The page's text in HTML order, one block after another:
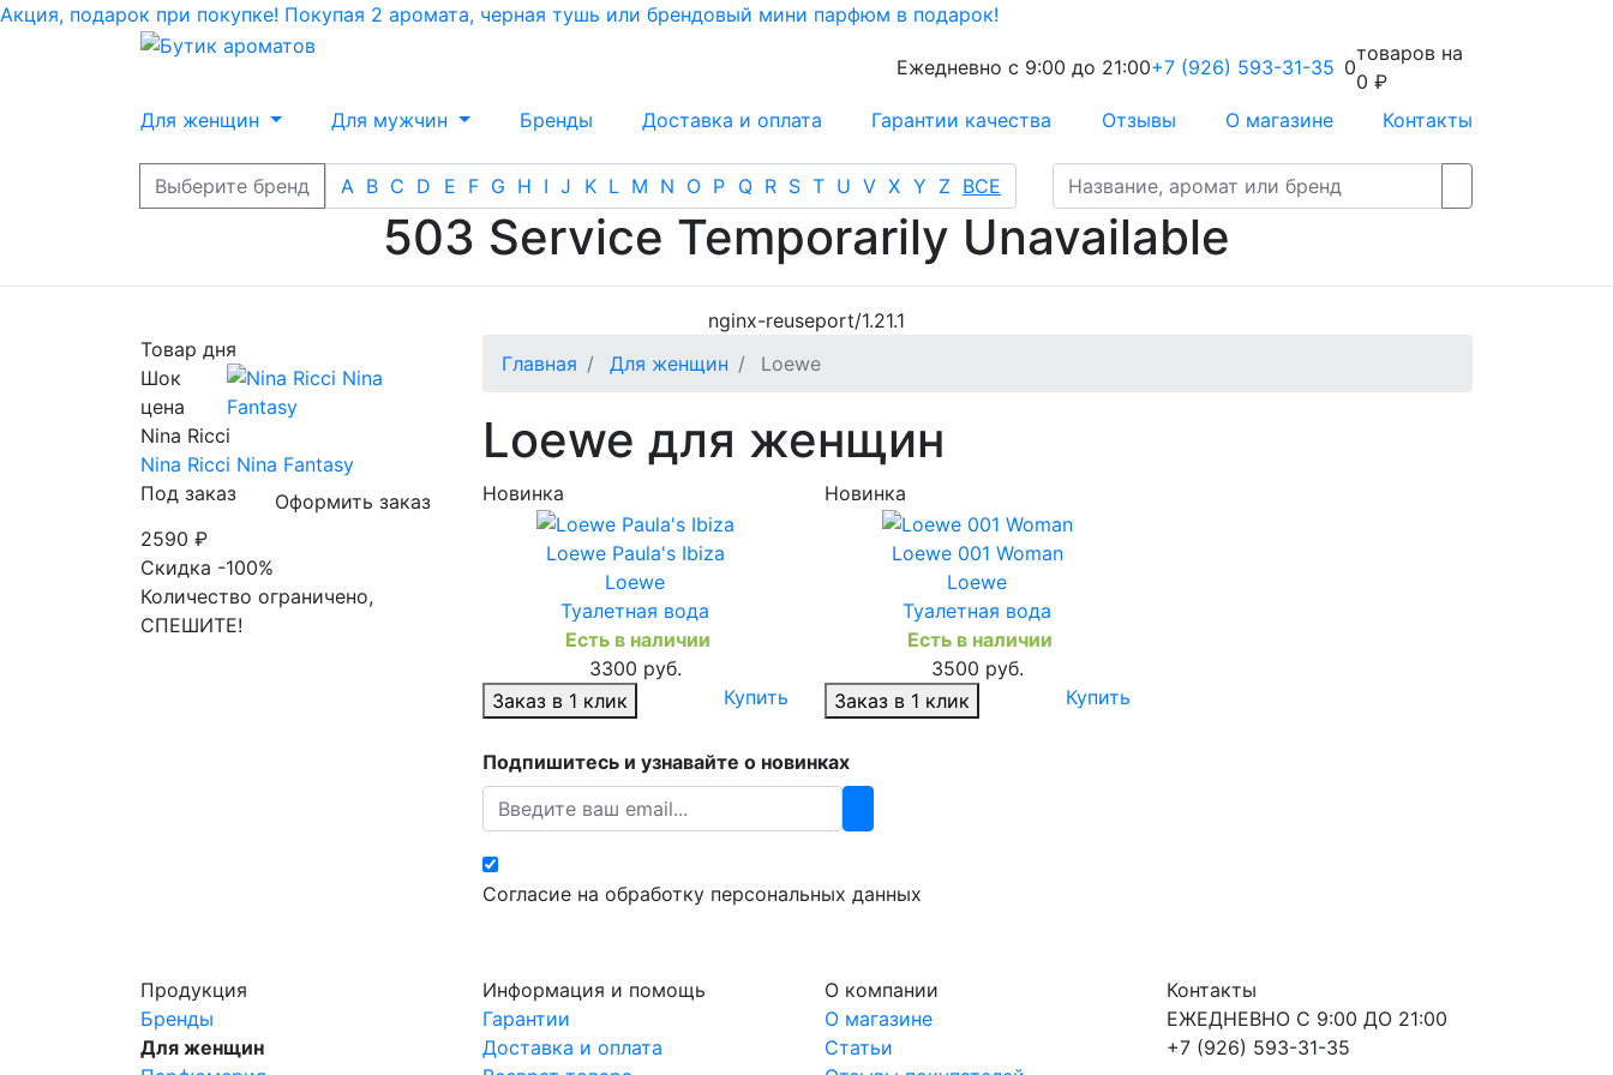
Акция, подарок при покупке! Покупая 2 аромата, черная тушь или брендовый мини парфюм в подарок!
Ежедневно с 9:00 до 21:00+7 (926) 593-31-35 0
товаров на
0 ₽
Для женщин
Для мужчин Бренды Доставка и оплата Гарантии качества Отзывы О магазине Контакты
Выберите бренд A B C D E F G H I J K L M N O P Q R S T U V X Y Z ВСЕ
503 Service Temporarily Unavailable
nginx-reuseport/1.21.1
Товар дня
Шок
цена
Nina Ricci
Nina Ricci Nina Fantasy
Под заказ
Оформить заказ
2590 ₽
Скидка -100%
Количество ограничено,
СПЕШИТЕ!
Главная Для женщин Loewe
Loewe для женщин
Новинка
Loewe Paula's Ibiza
Loewe
Туалетная вода
Есть в наличии
3300 руб.
Заказ в 1 клик
Купить
Новинка
Loewe 001 Woman
Loewe
Туалетная вода
Есть в наличии
3500 руб.
Заказ в 1 клик
Купить
Подпишитесь и узнавайте о новинках
Согласие на обработку персональных данных
Продукция
Бренды
Для женщин
Информация и помощь
Гарантии
Доставка и оплата
О компании
О магазине
Статьи
Контакты
ЕЖЕДНЕВНО С 9:00 ДО 21:00
+7 (926) 593-31-35